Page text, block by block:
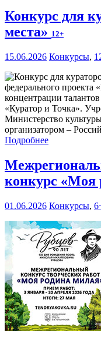
Конкурс для
места» 12+
15.06.2026 Конкурсы,
федерального проекта
концентрации
«Куратор и Точка».
Министерство
организатором –
Подробнее
конкурс «Моя
01.06.2026 Конкурсы,